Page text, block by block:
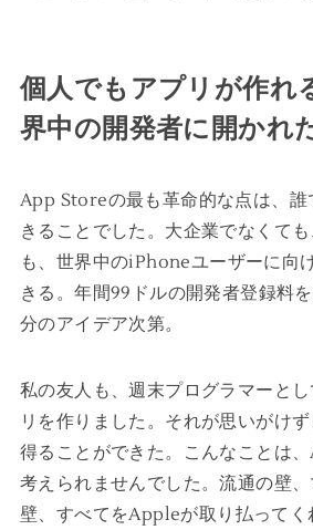
個人でもアプリが作れ
界中の開発者に開かれ
App Storeの最も革命的な点は、誰
きることでした。大企業でなくて
も、世界中のiPhoneユーザーに向
きる。年間99ドルの開発者登録料
分のアイデア次第。
私の友人も、週末プログラマーと
リを作りました。それが思いがけ
得ることができた。こんなことは
考えられませんでした。流通の壁
壁、すべてをAppleが取り払ってく